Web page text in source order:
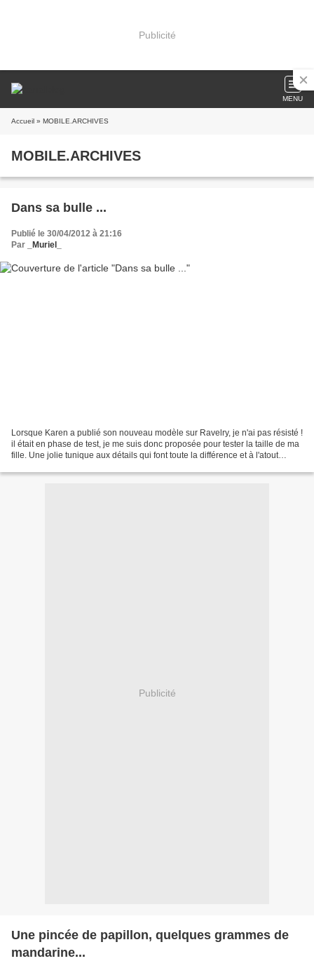
Publicité
MENU
Accueil » MOBILE.ARCHIVES
MOBILE.ARCHIVES
Dans sa bulle ...
Publié le 30/04/2012 à 21:16
Par
_Muriel_
Lorsque Karen a publié son nouveau modèle sur Ravelry, je n'ai pas résisté !
il était en phase de test, je me suis donc proposée pour tester la taille de ma
fille. Une jolie tunique aux détails qui font toute la différence et à l'atout
Publicité
Une pincée de papillon, quelques grammes de
mandarine...